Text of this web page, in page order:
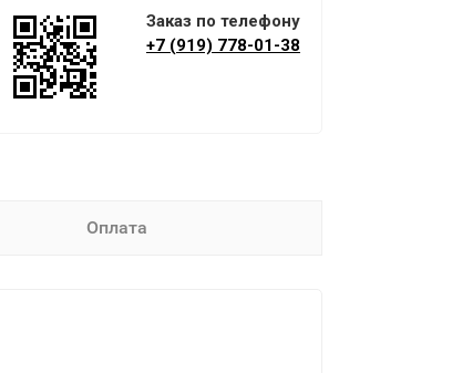
Заказ по телефону
+7 (919) 778-01-38
Оплата